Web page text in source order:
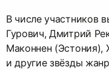
В числе участников
Гурович, Дмитрий
Маконнен (Эстония),
и другие звёзды